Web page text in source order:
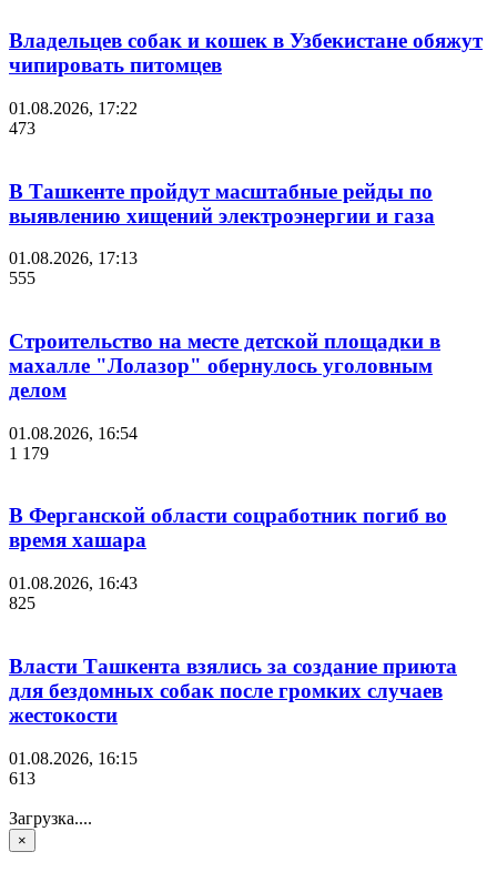
Владельцев собак и кошек в Узбекистане обяжут
чипировать питомцев
01.08.2026, 17:22
473
В Ташкенте пройдут масштабные рейды по
выявлению хищений электроэнергии и газа
01.08.2026, 17:13
555
Строительство на месте детской площадки в
махалле "Лолазор" обернулось уголовным
делом
01.08.2026, 16:54
1 179
В Ферганской области соцработник погиб во
время хашара
01.08.2026, 16:43
825
Власти Ташкента взялись за создание приюта
для бездомных собак после громких случаев
жестокости
01.08.2026, 16:15
613
Загрузка....
×